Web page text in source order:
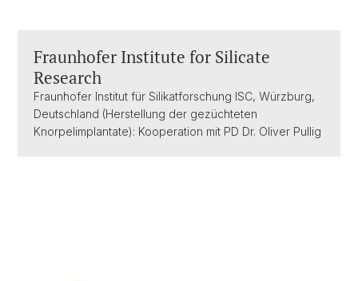
Fraunhofer Institute for Silicate
Research
Fraunhofer Institut für Silikatforschung ISC, Würzburg,
Deutschland (Herstellung der gezüchteten
Knorpelimplantate): Kooperation mit PD Dr. Oliver Pullig